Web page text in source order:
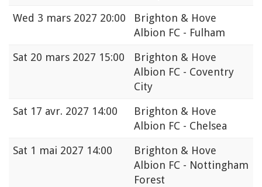
Wed 3 mars 2027 20:00
Brighton & Hove
Albion FC - Fulham
Sat 20 mars 2027 15:00
Brighton & Hove
Albion FC - Coventry
City
Sat 17 avr. 2027 14:00
Brighton & Hove
Albion FC - Chelsea
Sat 1 mai 2027 14:00
Brighton & Hove
Albion FC - Nottingham
Forest